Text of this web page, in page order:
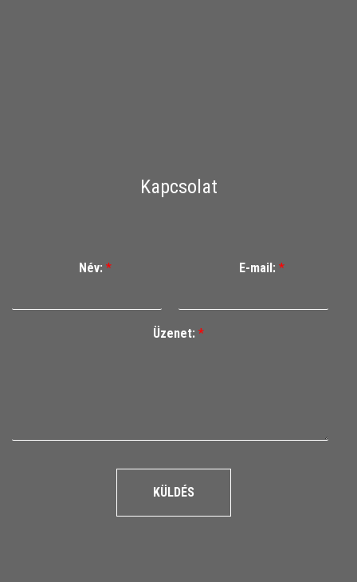
Kapcsolat
Név: * E-mail: *
Üzenet: *
KÜLDÉS